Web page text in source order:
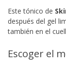
Este tónico de
después del gel
también en el
Escoger el